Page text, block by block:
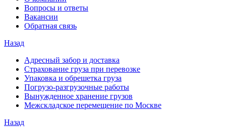
Вопросы и ответы
Вакансии
Обратная связь
Назад
Адресный забор и доставка
Страхование груза при перевозке
Упаковка и обрешетка груза
Погрузо-разгрузочные работы
Вынужденное хранение грузов
Межскладское перемещение по Москве
Назад